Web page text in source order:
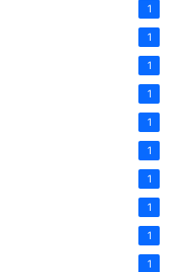
1
1
1
1
1
1
1
1
1
1